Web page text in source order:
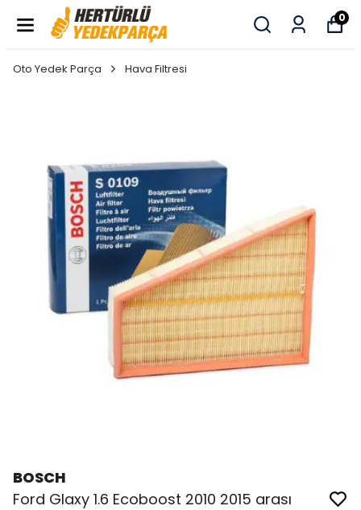
0
Oto Yedek Parça Hava Filtresi
BOSCH
Ford Glaxy 1.6 Ecoboost 2010 2015 arası